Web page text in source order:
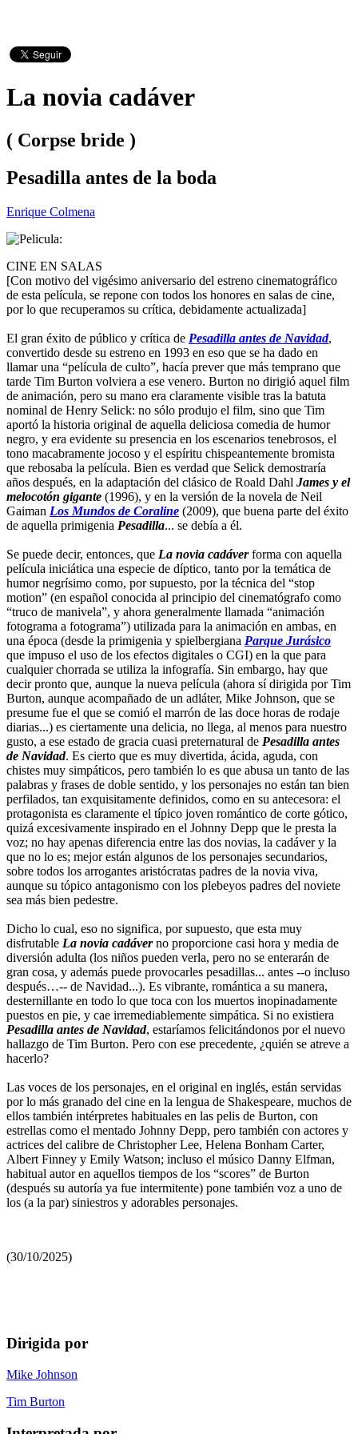
La novia cadáver
( Corpse bride )
Pesadilla antes de la boda
Enrique Colmena
CINE EN SALAS
[Con motivo del vigésimo aniversario del estreno cinematográfico
de esta película, se repone con todos los honores en salas de cine,
por lo que recuperamos su crítica, debidamente actualizada]
El gran éxito de público y crítica de Pesadilla antes de Navidad,
convertido desde su estreno en 1993 en eso que se ha dado en
llamar una “película de culto”, hacía prever que más temprano que
tarde Tim Burton volviera a ese venero. Burton no dirigió aquel film
de animación, pero su mano era claramente visible tras la batuta
nominal de Henry Selick: no sólo produjo el film, sino que Tim
aportó la historia original de aquella deliciosa comedia de humor
negro, y era evidente su presencia en los escenarios tenebrosos, el
tono macabramente jocoso y el espíritu chispeantemente bromista
que rebosaba la película. Bien es verdad que Selick demostraría
años después, en la adaptación del clásico de Roald Dahl James y el
melocotón gigante (1996), y en la versión de la novela de Neil
Gaiman Los Mundos de Coraline (2009), que buena parte del éxito
de aquella primigenia Pesadilla... se debía a él.
Se puede decir, entonces, que La novia cadáverforma con aquella
película iniciática una especie de díptico, tanto por la temática de
humor negrísimo como, por supuesto, por la técnica del “stop
motion” (en español conocida al principio del cinematógrafo como
“truco de manivela”, y ahora generalmente llamada “animación
fotograma a fotograma”) utilizada para la animación en ambas, en
una época (desde la primigenia y spielbergiana Parque Jurásico
que impuso el uso de los efectos digitales o CGI) en la que para
cualquier chorrada se utiliza la infografía. Sin embargo, hay que
decir pronto que, aunque la nueva película (ahora sí dirigida por Tim
Burton, aunque acompañado de un adláter, Mike Johnson, que se
presume fue el que se comió el marrón de las doce horas de rodaje
diarias...) es ciertamente una delicia, no llega, al menos para nuestro
gusto, a ese estado de gracia cuasi preternatural de Pesadilla antes
de Navidad. Es cierto que es muy divertida, ácida, aguda, con
chistes muy simpáticos, pero también lo es que abusa un tanto de las
palabras y frases de doble sentido, y los personajes no están tan bien
perfilados, tan exquisitamente definidos, como en su antecesora: el
protagonista es claramente el típico joven romántico de corte gótico,
quizá excesivamente inspirado en el Johnny Depp que le presta la
voz; no hay apenas diferencia entre las dos novias, la cadáver y la
que no lo es; mejor están algunos de los personajes secundarios,
sobre todos los arrogantes aristócratas padres de la novia viva,
aunque su tópico antagonismo con los plebeyos padres del noviete
sea más bien pedestre.
Dicho lo cual, eso no significa, por supuesto, que esta muy
disfrutable La novia cadáverno proporcione casi hora y media de
diversión adulta (los niños pueden verla, pero no se enterarán de
gran cosa, y además puede provocarles pesadillas... antes --o incluso
después…-- de Navidad...). Es vibrante, romántica a su manera,
desternillante en todo lo que toca con los muertos inopinadamente
puestos en pie, y cae irremediablemente simpática. Si no existiera
Pesadilla antes de Navidad, estaríamos felicitándonos por el nuevo
hallazgo de Tim Burton. Pero con ese precedente, ¿quién se atreve a
hacerlo?
Las voces de los personajes, en el original en inglés, están servidas
por lo más granado del cine en la lengua de Shakespeare, muchos de
ellos también intérpretes habituales en las pelis de Burton, con
estrellas como el mentado Johnny Depp, pero también con actores y
actrices del calibre de Christopher Lee, Helena Bonham Carter,
Albert Finney y Emily Watson; incluso el músico Danny Elfman,
habitual autor en aquellos tiempos de los “scores” de Burton
(después su autoría ya fue intermitente) pone también voz a uno de
los (a la par) siniestros y adorables personajes.
(30/10/2025)
Dirigida por
Mike Johnson
Tim Burton